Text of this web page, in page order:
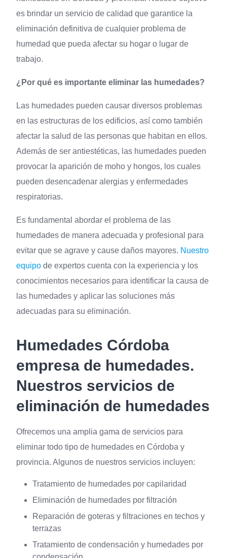
es brindar un servicio de calidad que garantice la
eliminación definitiva de cualquier problema de
humedad que pueda afectar su hogar o lugar de
trabajo.
¿Por qué es importante eliminar las humedades?
Las humedades pueden causar diversos problemas
en las estructuras de los edificios, así como también
afectar la salud de las personas que habitan en ellos.
Además de ser antiestéticas, las humedades pueden
provocar la aparición de moho y hongos, los cuales
pueden desencadenar alergias y enfermedades
respiratorias.
Es fundamental abordar el problema de las
humedades de manera adecuada y profesional para
evitar que se agrave y cause daños mayores. Nuestro
equipo de expertos cuenta con la experiencia y los
conocimientos necesarios para identificar la causa de
las humedades y aplicar las soluciones más
adecuadas para su eliminación.
Humedades Córdoba
empresa de humedades.
Nuestros servicios de
eliminación de humedades
Ofrecemos una amplia gama de servicios para
eliminar todo tipo de humedades en Córdoba y
provincia. Algunos de nuestros servicios incluyen:
Tratamiento de humedades por capilaridad
Eliminación de humedades por filtración
Reparación de goteras y filtraciones en techos y
terrazas
Tratamiento de condensación y humedades por